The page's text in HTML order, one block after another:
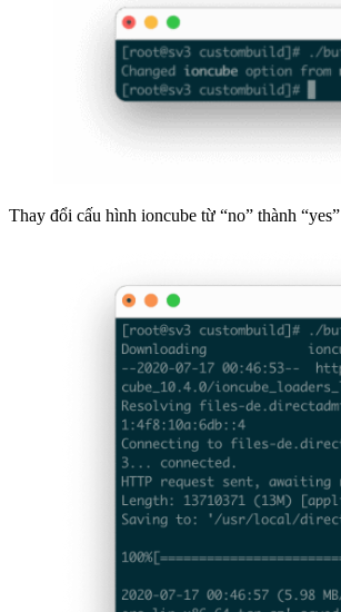
Thay đổi cấu hình ioncube từ “no” thành “yes”